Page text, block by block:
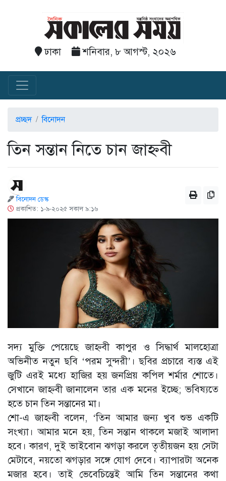
ঢাকা শনিবার, ৮ আগস্ট, ২০২৬
প্রচ্ছদ বিনোদন
তিন সন্তান নিতে চান জাহ্নবী
বিনোদন ডেস্ক
প্রকাশিত: ১-৯-২০২৫ সকাল ৯:১৬
সদ্য মুক্তি পেয়েছে জাহ্নবী কাপুর ও সিদ্ধার্থ মালহোত্রা
অভিনীত নতুন ছবি ‘পরম সুন্দরী’। ছবির প্রচারে ব্যস্ত এই
জুটি এরই মধ্যে হাজির হয় জনপ্রিয় কপিল শর্মার শোতে।
সেখানে জাহ্নবী জানালেন তার এক মনের ইচ্ছে; ভবিষ্যতে
হতে চান তিন সন্তানের মা।
শো-এ জাহ্নবী বলেন, ‘তিন আমার জন্য খুব শুভ একটি
সংখ্যা। আমার মনে হয়, তিন সন্তান থাকলে মজাই আলাদা
হবে। কারণ, দুই ভাইবোন ঝগড়া করলে তৃতীয়জন হয় সেটা
মেটাবে, নয়তো ঝগড়ার সঙ্গে যোগ দেবে। ব্যাপারটা অনেক
মজার হবে। তাই ভেবেচিন্তেই আমি তিন সন্তানের কথা